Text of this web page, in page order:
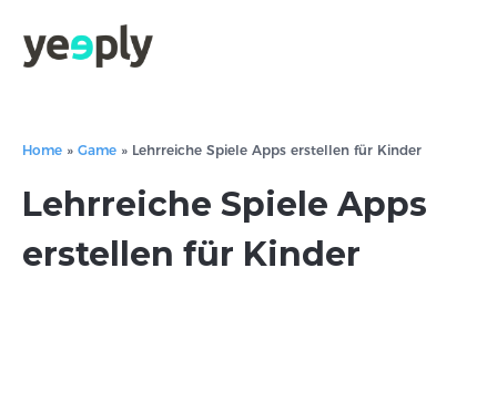
Home » Game » Lehrreiche Spiele Apps erstellen für Kinder
Lehrreiche Spiele Apps
erstellen für Kinder